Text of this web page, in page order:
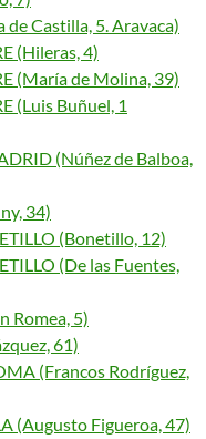
de Castilla, 5. Aravaca)
(Hileras, 4)
(María de Molina, 39)
(Luis Buñuel, 1
(Núñez de Balboa,
34)
(Bonetillo, 12)
(De las Fuentes,
Romea, 5)
61)
(Francos Rodríguez,
(Augusto Figueroa, 47)